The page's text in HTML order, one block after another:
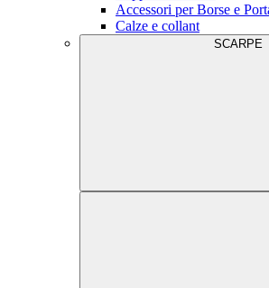
Accessori per Borse e
Calze e collant
SCARPE